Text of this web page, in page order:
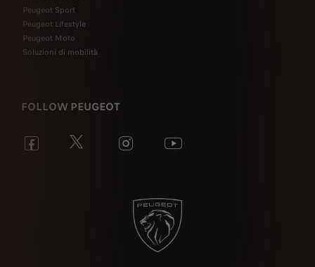
Peugeot Sport
Peugeot Lifestyle
Peugeot Moto
Soluzioni di mobilità
FOLLOW PEUGEOT